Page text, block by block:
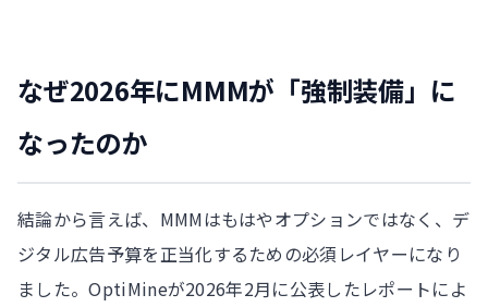
なぜ2026年にMMMが「強制装備」に
なったのか
結論から言えば、MMMはもはやオプションではなく、デ
ジタル広告予算を正当化するための必須レイヤーになり
ました。OptiMineが2026年2月に公表したレポートによ